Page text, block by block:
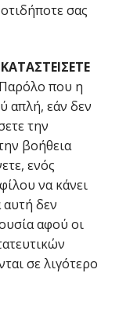
σας
Παρόλο που η
απλή, εάν δεν
την
βοήθεια
ενός
να κάνει
αυτή δεν
αφού οι
σε λιγότερο